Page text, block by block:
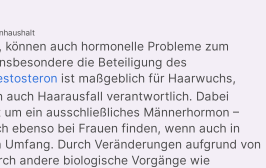
auch hormonelle Probleme zum
die Beteiligung des
ist maßgeblich für Haarwuchs,
auch Haarausfall verantwortlich. Dabei
ein ausschließliches Männerhormon –
ebenso bei Frauen finden, wenn auch in
Durch Veränderungen aufgrund von
andere biologische Vorgänge wie